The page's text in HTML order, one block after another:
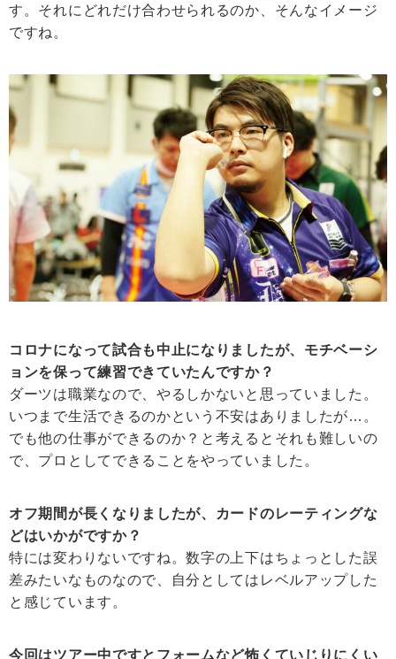
す。それにどれだけ合わせられるのか、そんなイメージ
ですね。
コロナになって試合も中止になりましたが、モチベーシ
ョンを保って練習できていたんですか？
ダーツは職業なので、やるしかないと思っていました。
いつまで生活できるのかという不安はありましたが…。
でも他の仕事ができるのか？と考えるとそれも難しいの
で、プロとしてできることをやっていました。
オフ期間が長くなりましたが、カードのレーティングな
どはいかがですか？
特には変わりないですね。数字の上下はちょっとした誤
差みたいなものなので、自分としてはレベルアップした
と感じています。
今回はツアー中ですとフォームなど怖くていじりにくい